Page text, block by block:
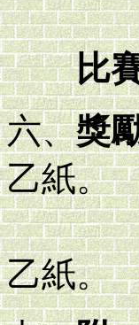
比
六、獎
乙紙。
乙紙。